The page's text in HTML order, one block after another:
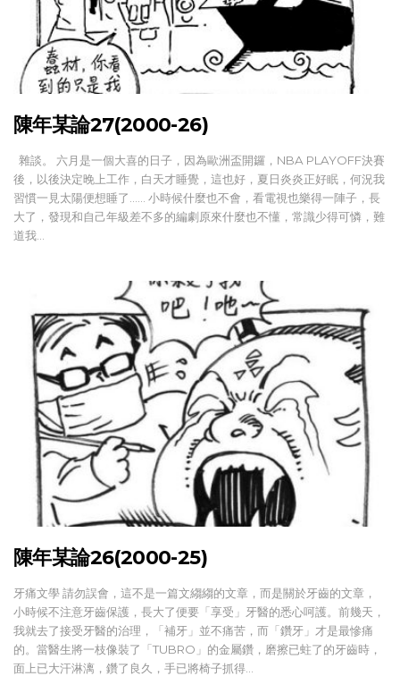
陳年某論27(2000-26)
雜談。 六月是一個大喜的日子，因為歐洲盃開鑼，NBA PLAYOFF決賽
後，以後決定晚上工作，白天才睡覺，這也好，夏日炎炎正好眠，何況我
習慣一見太陽便想睡了…… 小時候什麼也不會，看電視也樂得一陣子，長
大了，發現和自己年級差不多的編劇原來什麼也不懂，常識少得可憐，難
道我…
陳年某論26(2000-25)
牙痛文學 請勿誤會，這不是一篇文縐縐的文章，而是關於牙齒的文章，
小時候不注意牙齒保護，長大了便要「享受」牙醫的悉心呵護。前幾天，
我就去了接受牙醫的治理，「補牙」並不痛苦，而「鑽牙」才是最慘痛
的。當醫生將一枝像裝了「TUBRO」的金屬鑽，磨擦已蛀了的牙齒時，
面上已大汗淋漓，鑽了良久，手已將椅子抓得…